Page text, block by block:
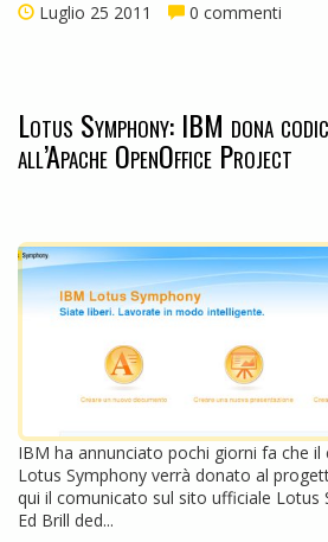
Luglio 25 2011 0 commenti
Lotus Symphony: IBM dona
all’Apache OpenOffice Project
IBM ha annunciato pochi giorni fa che il
Lotus Symphony verrà donato al
qui il comunicato sul sito ufficiale Lotus
Ed Brill ded...